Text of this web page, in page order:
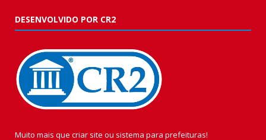
DESENVOLVIDO POR CR2
Muito mais que criar site ou sistema para prefeituras!